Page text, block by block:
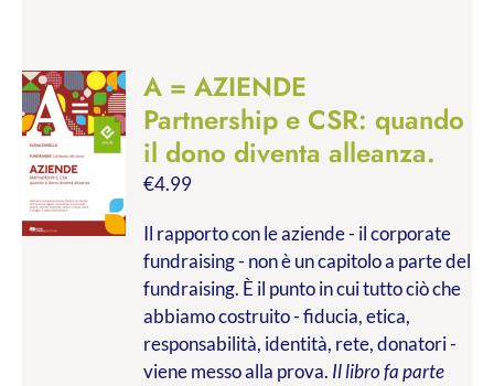
A = AZIENDE
Partnership e CSR: quando
il dono diventa alleanza.
€4.99
Il rapporto con le aziende - il corporate
fundraising - non è un capitolo a parte del
fundraising. È il punto in cui tutto ciò che
abbiamo costruito - fiducia, etica,
responsabilità, identità, rete, donatori -
viene messo alla prova. Il libro fa parte